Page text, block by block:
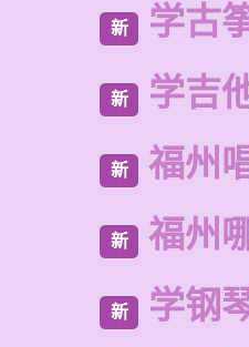
新 学古
新 学吉
新 福州
新 福州
新 学钢